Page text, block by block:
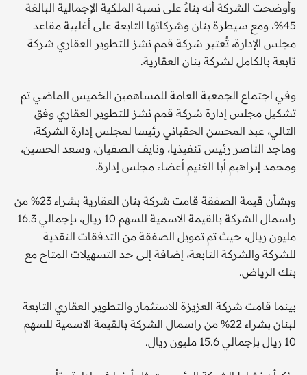
وأوضحت الشركة أنه بناءً على نسبة الملكية الإجمالية البالغة
45%، ومع سيطرة بنان وشركاتها التابعة على أغلبية مقاعد
مجلس الإدارة، تُعتبر شركة قمم نشز للتطوير العقاري شركة
تابعة بالكامل لشركة بنان العقارية.
وفي اجتماع الجمعية العامة للمساهمين الخميس الماضي تم
تشكيل مجلس إدارة شركة قمم نشز للتطوير العقاري وفق
التالي، عبد المحسن الحقباني رئيسا لمجلس إدارة الشركة،
وماجد الناصر رئيس تنفيذيا، ونايف الصفيان، وسعد الحسين،
ومحمد إبراهيم أبا الغنيم أعضاء مجلس إدارة.
وبشأن قيمة الصفقة قامت شركة بنان العقارية بشراء 23% من
راسمال الشركة بالقيمة الاسمية للسهم 10 ريال، بإجمالي 16.3
مليون ريال، حيث تم تمويل الصفقة من التدفقات النقدية
للشركة والشركة التابعة، إضافة إلى حد التسهيلات المتاح مع
بنك الرياض.
بينما قامت شركة العزيزة للاستثمار والتطوير العقاري التابعة
لبنان بشراء 22% من راسمال الشركة بالقيمة الاسمية للسهم
10 ريال بإجمالي 15.6 مليون ريال.